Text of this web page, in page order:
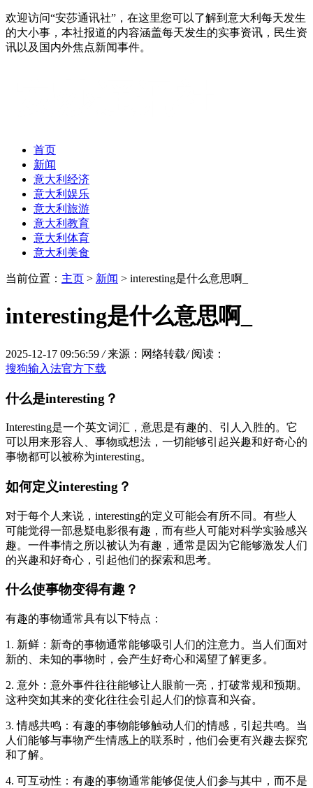
欢迎访问“安莎通讯社”，在这里您可以了解到意大利每天发生
的大小事，本社报道的内容涵盖每天发生的实事资讯，民生资
讯以及国内外焦点新闻事件。
首页
新闻
意大利经济
意大利娱乐
意大利旅游
意大利教育
意大利体育
意大利美食
当前位置： 主页 > 新闻 > interesting是什么意思啊_
interesting是什么意思啊_
2025-12-17 09:56:59 / 来源：网络转载/ 阅读：
搜狗输入法官方下载
什么是interesting？
Interesting是一个英文词汇，意思是有趣的、引人入胜的。它
可以用来形容人、事物或想法，一切能够引起兴趣和好奇心的
事物都可以被称为interesting。
如何定义interesting？
对于每个人来说，interesting的定义可能会有所不同。有些人
可能觉得一部悬疑电影很有趣，而有些人可能对科学实验感兴
趣。一件事情之所以被认为有趣，通常是因为它能够激发人们
的兴趣和好奇心，引起他们的探索和思考。
什么使事物变得有趣？
有趣的事物通常具有以下特点：
1. 新鲜：新奇的事物通常能够吸引人们的注意力。当人们面对
新的、未知的事物时，会产生好奇心和渴望了解更多。
2. 意外：意外事件往往能够让人眼前一亮，打破常规和预期。
这种突如其来的变化往往会引起人们的惊喜和兴奋。
3. 情感共鸣：有趣的事物能够触动人们的情感，引起共鸣。当
人们能够与事物产生情感上的联系时，他们会更有兴趣去探究
和了解。
4. 可互动性：有趣的事物通常能够促使人们参与其中，而不是